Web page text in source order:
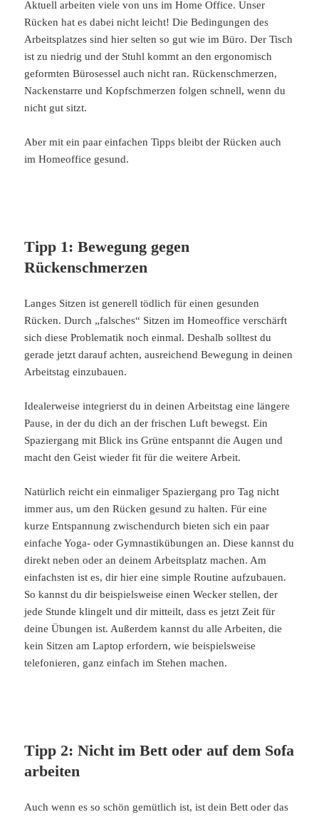
Aktuell arbeiten viele von uns im Home Office. Unser
Rücken hat es dabei nicht leicht! Die Bedingungen des
Arbeitsplatzes sind hier selten so gut wie im Büro. Der Tisch
ist zu niedrig und der Stuhl kommt an den ergonomisch
geformten Bürosessel auch nicht ran. Rückenschmerzen,
Nackenstarre und Kopfschmerzen folgen schnell, wenn du
nicht gut sitzt.
Aber mit ein paar einfachen Tipps bleibt der Rücken auch
im Homeoffice gesund.
Tipp 1: Bewegung gegen
Rückenschmerzen
Langes Sitzen ist generell tödlich für einen gesunden
Rücken. Durch „falsches“ Sitzen im Homeoffice verschärft
sich diese Problematik noch einmal. Deshalb solltest du
gerade jetzt darauf achten, ausreichend Bewegung in deinen
Arbeitstag einzubauen.
Idealerweise integrierst du in deinen Arbeitstag eine längere
Pause, in der du dich an der frischen Luft bewegst. Ein
Spaziergang mit Blick ins Grüne entspannt die Augen und
macht den Geist wieder fit für die weitere Arbeit.
Natürlich reicht ein einmaliger Spaziergang pro Tag nicht
immer aus, um den Rücken gesund zu halten. Für eine
kurze Entspannung zwischendurch bieten sich ein paar
einfache Yoga- oder Gymnastikübungen an. Diese kannst du
direkt neben oder an deinem Arbeitsplatz machen. Am
einfachsten ist es, dir hier eine simple Routine aufzubauen.
So kannst du dir beispielsweise einen Wecker stellen, der
jede Stunde klingelt und dir mitteilt, dass es jetzt Zeit für
deine Übungen ist. Außerdem kannst du alle Arbeiten, die
kein Sitzen am Laptop erfordern, wie beispielsweise
telefonieren, ganz einfach im Stehen machen.
Tipp 2: Nicht im Bett oder auf dem Sofa
arbeiten
Auch wenn es so schön gemütlich ist, ist dein Bett oder das